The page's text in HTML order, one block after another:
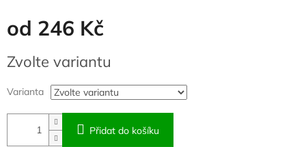
od 246 Kč
cena:
Zvolte variantu
Varianta
Přidat do košíku